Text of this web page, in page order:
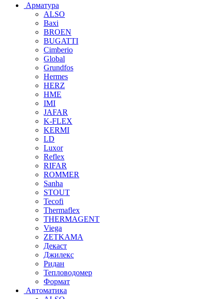
Арматура
ALSO
Baxi
BROEN
BUGATTI
Cimberio
Global
Grundfos
Hermes
HERZ
HME
IMI
JAFAR
K-FLEX
KERMI
LD
Luxor
Reflex
RIFAR
ROMMER
Sanha
STOUT
Tecofi
Thermaflex
THERMAGENT
Viega
ZETKAMA
Декаст
Джилекс
Ридан
Тепловодомер
Формат
Автоматика